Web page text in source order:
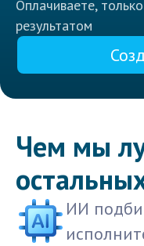
Оплачиваете,
результатом
Чем мы
ИИ